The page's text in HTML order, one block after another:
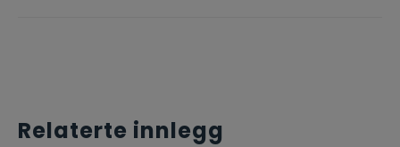
Relaterte innlegg